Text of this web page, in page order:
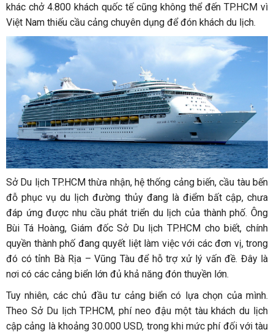
khác chở 4.800 khách quốc tế cũng không thể đến TP.HCM vì
Việt Nam thiếu cầu cảng chuyên dụng để đón khách du lịch.
Sở Du lịch TP.HCM thừa nhận, hệ thống cảng biến, cầu tàu bến
đỗ phục vụ du lịch đường thủy đang là điểm bất cập, chưa
đáp ứng được nhu cầu phát triển du lịch của thành phố. Ông
Bùi Tá Hoàng, Giám đốc Sở Du lịch TP.HCM cho biết, chính
quyền thành phố đang quyết liệt làm việc với các đơn vị, trong
đó có tỉnh Bà Rịa – Vũng Tàu để hỗ trợ xử lý vấn đề. Đây là
nơi có các cảng biển lớn đủ khả năng đón thuyền lớn.
Tuy nhiên, các chủ đầu tư cảng biển có lựa chọn của mình.
Theo Sở Du lịch TP.HCM, phí neo đậu một tàu khách du lịch
cập cảng là khoảng 30.000 USD, trong khi mức phí đối với tàu